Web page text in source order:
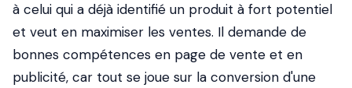
à celui qui a déjà identifié un produit à fort potentiel
et veut en maximiser les ventes. Il demande de
bonnes compétences en page de vente et en
publicité, car tout se joue sur la conversion d'une